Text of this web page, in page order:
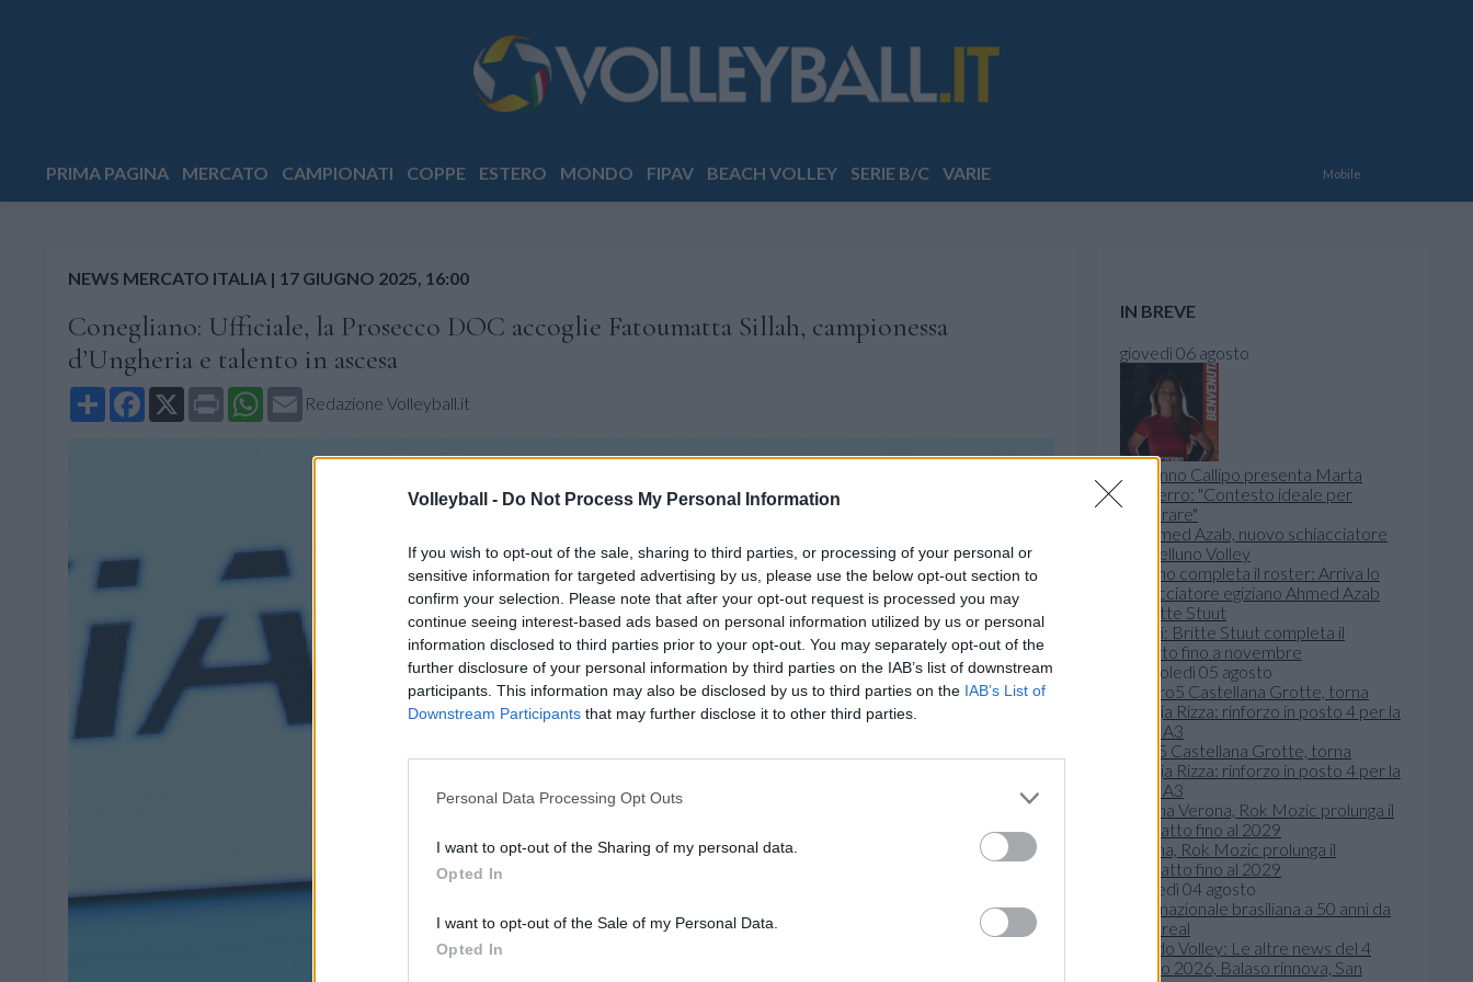
Volleyball - Do Not Process My Personal Information
If you wish to opt-out of the sale, sharing to third parties, or processing of your personal or
sensitive information for targeted advertising by us, please use the below opt-out section to
confirm your selection. Please note that after your opt-out request is processed you may
continue seeing interest-based ads based on personal information utilized by us or personal
information disclosed to third parties prior to your opt-out. You may separately opt-out of the
further disclosure of your personal information by third parties on the IAB’s list of downstream
participants. This information may also be disclosed by us to third parties on the IAB’s List of
Downstream Participants that may further disclose it to other third parties.
Personal Data Processing Opt Outs
I want to opt-out of the Sharing of my personal data.
Opted In
I want to opt-out of the Sale of my Personal Data.
Opted In
PRIMA PAGINA MERCATO CAMPIONATI COPPE ESTERO MONDO FIPAV BEACH VOLLEY SERIE B/C VARIE Mobile
NEWS MERCATO ITALIA | 17 GIUGNO 2025, 16:00
Conegliano: Ufficiale, la Prosecco DOC accoglie Fatoumatta Sillah, campionessa
d’Ungheria e talento in ascesa
Share Facebook
X Print WhatsApp
Email
Redazione Volleyball.it
IN BREVE
giovedì 06 agosto
La Tonno Callipo presenta Marta
Gazzerro: "Contesto ideale per
migliorare"
Belluno completa il roster: Arriva lo
schiacciatore egiziano Ahmed Azab
Chieri: Britte Stuut completa il
reparto fino a novembre
mercoledì 05 agosto
Zero5 Castellana Grotte, torna
Giorgia Rizza: rinforzo in posto 4 per la
Serie A3
Verona, Rok Mozic prolunga il
contratto fino al 2029
martedì 04 agosto
Mondo Volley: Le altre news del 4
agosto 2026, Balaso rinnova, San